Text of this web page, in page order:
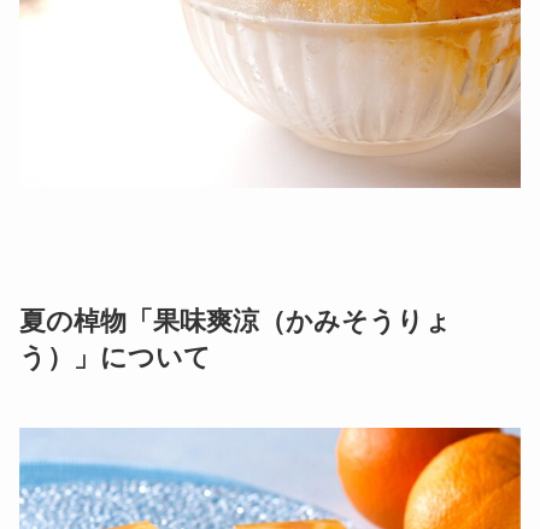
夏の棹物「果味爽涼（かみそうりょ
う）」について